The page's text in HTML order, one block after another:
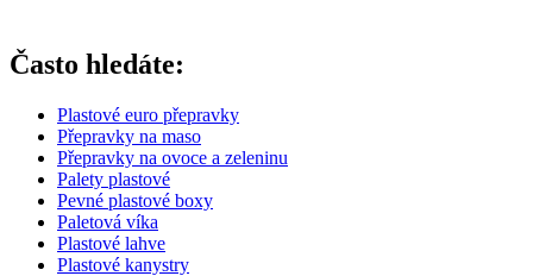
Často hledáte:
Plastové euro přepravky
Přepravky na maso
Přepravky na ovoce a zeleninu
Palety plastové
Pevné plastové boxy
Paletová víka
Plastové lahve
Plastové kanystry